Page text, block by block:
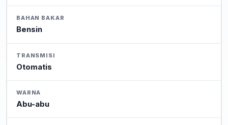
BAHAN BAKAR
Bensin
TRANSMISI
Otomatis
WARNA
Abu-abu